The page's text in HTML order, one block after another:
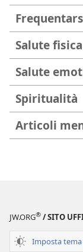
Salute fisica
Salute
Spiritualità
Articoli
JW.ORG® / SITO
Imposta tema